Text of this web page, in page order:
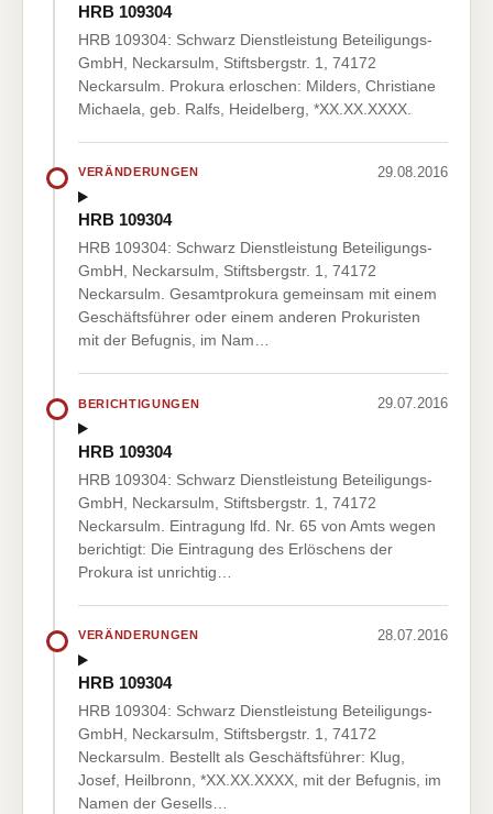
HRB 109304
HRB 109304: Schwarz Dienstleistung Beteiligungs-
GmbH, Neckarsulm, Stiftsbergstr. 1, 74172
Neckarsulm. Prokura erloschen: Milders, Christiane
Michaela, geb. Ralfs, Heidelberg, *XX.XX.XXXX.
VERÄNDERUNGEN 29.08.2016
HRB 109304
HRB 109304: Schwarz Dienstleistung Beteiligungs-
GmbH, Neckarsulm, Stiftsbergstr. 1, 74172
Neckarsulm. Gesamtprokura gemeinsam mit einem
Geschäftsführer oder einem anderen Prokuristen
mit der Befugnis, im Nam…
BERICHTIGUNGEN 29.07.2016
HRB 109304
HRB 109304: Schwarz Dienstleistung Beteiligungs-
GmbH, Neckarsulm, Stiftsbergstr. 1, 74172
Neckarsulm. Eintragung lfd. Nr. 65 von Amts wegen
berichtigt: Die Eintragung des Erlöschens der
Prokura ist unrichtig…
VERÄNDERUNGEN 28.07.2016
HRB 109304
HRB 109304: Schwarz Dienstleistung Beteiligungs-
GmbH, Neckarsulm, Stiftsbergstr. 1, 74172
Neckarsulm. Bestellt als Geschäftsführer: Klug,
Josef, Heilbronn, *XX.XX.XXXX, mit der Befugnis, im
Namen der Gesells…